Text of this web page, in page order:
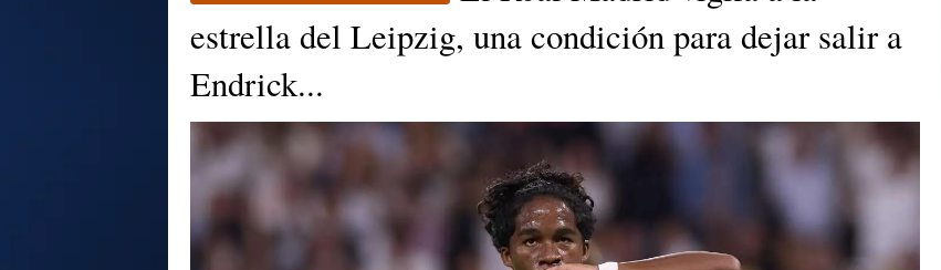
estrella del Leipzig, una condición para dejar salir a
Endrick...